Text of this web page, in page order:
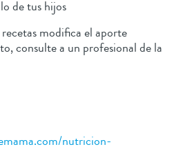
de tus hijos
modifica el aporte
consulte a un profesional de la
nutricion-